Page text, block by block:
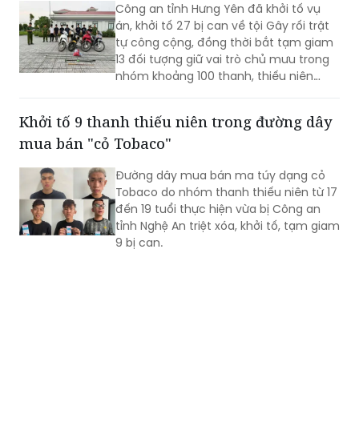
Công an tỉnh Hưng Yên đã khởi tố vụ
án, khởi tố 27 bị can về tội Gây rối trật
tự công cộng, đồng thời bắt tạm giam
13 đối tượng giữ vai trò chủ mưu trong
nhóm khoảng 100 thanh, thiếu niên
Khởi tố 9 thanh thiếu niên trong đường dây
mua bán "cỏ Tobaco"
Đường dây mua bán ma túy dạng cỏ
Tobaco do nhóm thanh thiếu niên từ 17
đến 19 tuổi thực hiện vừa bị Công an
tỉnh Nghệ An triệt xóa, khởi tố, tạm giam
9 bị can.